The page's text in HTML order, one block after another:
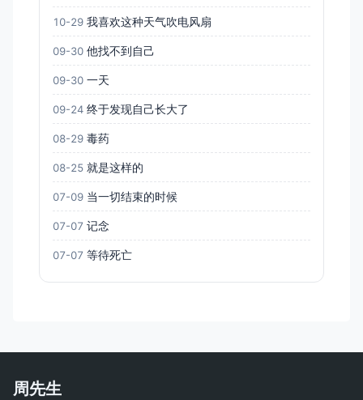
10-29 我喜欢这种天气吹电风扇
09-30 他找不到自己
09-30 一天
09-24 终于发现自己长大了
08-29 毒药
08-25 就是这样的
07-09 当一切结束的时候
07-07 记念
07-07 等待死亡
周先生